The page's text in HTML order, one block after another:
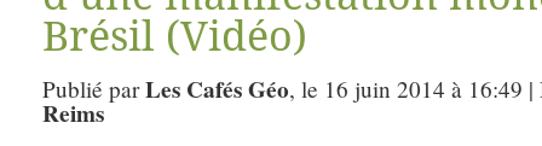
Brésil (Vidéo)
Publié parLes Cafés Géo, le 16 juin 2014 à 16:49
Reims